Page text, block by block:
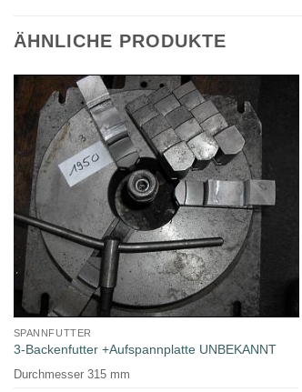
ÄHNLICHE PRODUKTE
SPANNFUTTER
3-Backenfutter +Aufspannplatte UNBEKANNT
Durchmesser 315 mm